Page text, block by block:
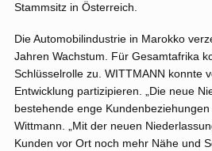
Stammsitz in Österreich.
Die Automobilindustrie in Marokko
Jahren Wachstum. Für Gesamtafrika
Schlüsselrolle zu. WITTMANN konnte
Entwicklung partizipieren. „Die neue
bestehende enge Kundenbeziehungen
Wittmann. „Mit der neuen
Kunden vor Ort noch mehr Nähe und